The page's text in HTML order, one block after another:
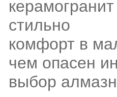
стильно
комфорт в
чем опасен
выбор